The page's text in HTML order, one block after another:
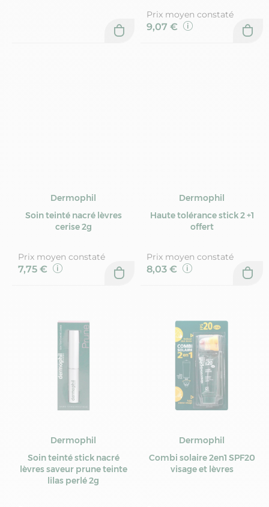
Prix moyen constaté
9,07 €
Dermophil
Soin teinté nacré lèvres
cerise 2g
Prix moyen constaté
7,75 €
Dermophil
Haute tolérance stick 2 +1
offert
Prix moyen constaté
8,03 €
Dermophil
Soin teinté stick nacré
lèvres saveur prune teinte
lilas perlé 2g
Dermophil
Combi solaire 2en1 SPF20
visage et lèvres